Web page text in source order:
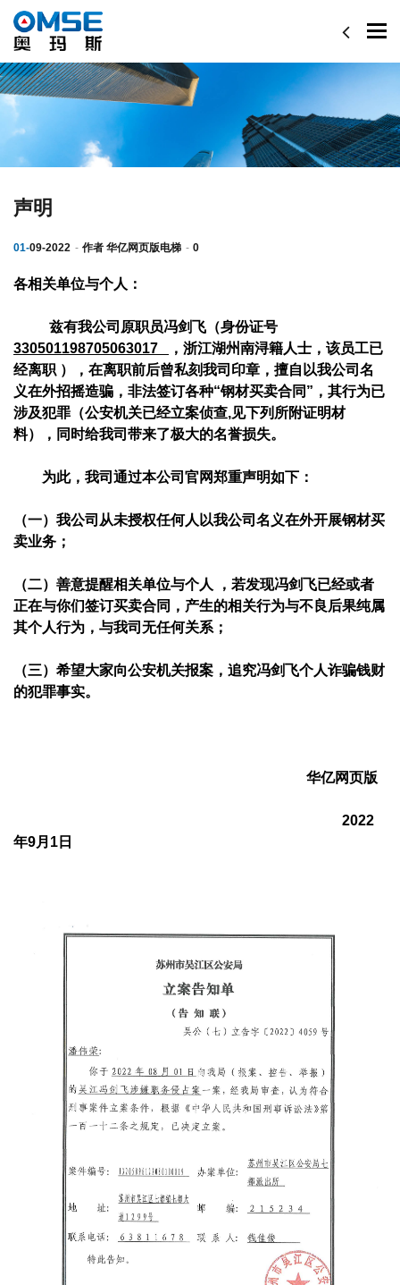
声明
01-09-2022 作者 华亿网页版电梯 0
各相关单位与个人：
兹有我公司原职员冯剑飞（身份证号
330501198705063017
，浙江湖州南浔籍人士，该员工已
经离职 ），在离职前后曾私刻我司印章，擅自以我公司名
义在外招摇造骗，非法签订各种“钢材买卖合同”，其行为已
涉及犯罪（公安机关已经立案侦查,见下列所附证明材
料），同时给我司带来了极大的名誉损失。
为此，我司通过本公司官网郑重声明如下：
（一）我公司从未授权任何人以我公司名义在外开展钢材买
卖业务；
（二）善意提醒相关单位与个人 ，若发现冯剑飞已经或者
正在与你们签订买卖合同，产生的相关行为与不良后果纯属
其个人行为，与我司无任何关系；
（三）希望大家向公安机关报案，追究冯剑飞个人诈骗钱财
的犯罪事实。
华亿网页版
2022
年9月 1 日